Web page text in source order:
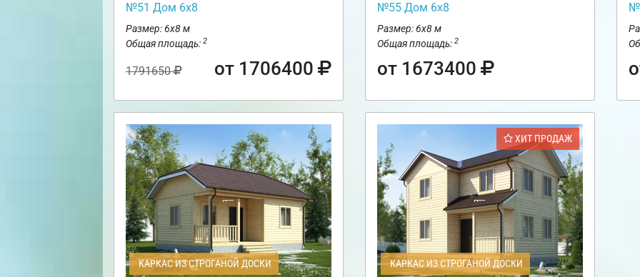
№51 Дом 6х8
Размер: 6х8 м
Общая площадь: 2
1791650 от 1706400
№55 Дом 6х8
Размер: 6х8 м
Общая площадь: 2
от 1673400
КАРКАС ИЗ СТРОГАНОЙ ДОСКИ
ХИТ ПРОДАЖ
КАРКАС ИЗ СТРОГАНОЙ ДОСКИ